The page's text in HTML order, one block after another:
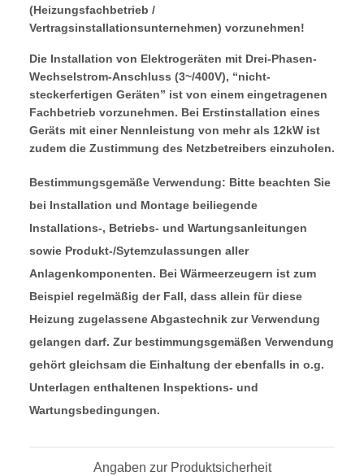
(Heizungsfachbetrieb /
Vertragsinstallationsunternehmen) vorzunehmen!
Die Installation von Elektrogeräten mit Drei-Phasen-
Wechselstrom-Anschluss (3~/400V), “nicht-
steckerfertigen Geräten” ist von einem eingetragenen
Fachbetrieb vorzunehmen. Bei Erstinstallation eines
Geräts mit einer Nennleistung von mehr als 12kW ist
zudem die Zustimmung des Netzbetreibers einzuholen.
Bestimmungsgemäße Verwendung: Bitte beachten Sie
bei Installation und Montage beiliegende
Installations-, Betriebs- und Wartungsanleitungen
sowie Produkt-/Sytemzulassungen aller
Anlagenkomponenten. Bei Wärmeerzeugern ist zum
Beispiel regelmäßig der Fall, dass allein für diese
Heizung zugelassene Abgastechnik zur Verwendung
gelangen darf. Zur bestimmungsgemäßen Verwendung
gehört gleichsam die Einhaltung der ebenfalls in o.g.
Unterlagen enthaltenen Inspektions- und
Wartungsbedingungen.
Angaben zur Produktsicherheit